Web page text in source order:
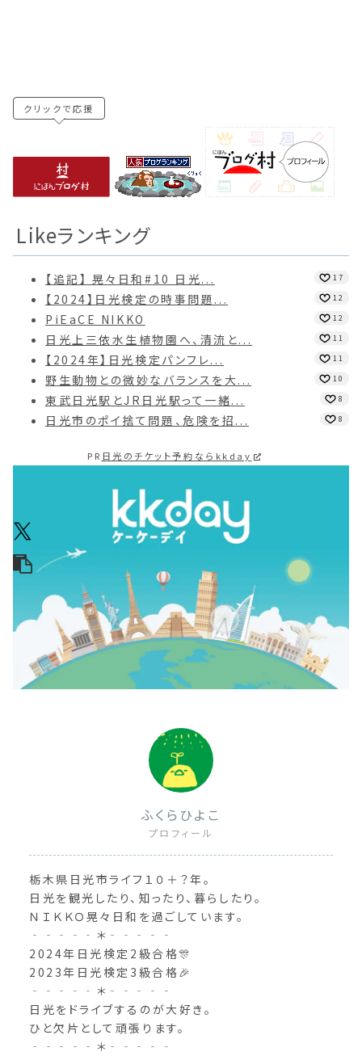
クリックで応援
Likeランキング
【追記】 晃々日和#10 日光... 17
【2024】日光検定の時事問題... 12
PiEaCE NIKKO 12
日光上三依水生植物園へ、清流と... 11
【2024年】日光検定パンフレ... 11
野生動物との微妙なバランスを大... 10
東武日光駅とJR日光駅って一緒... 8
日光市のポイ捨て問題、危険を招... 8
PR 日光のチケット予約ならkkday
ふくらひよこ
プロフィール
栃木県日光市ライフ１０＋？年。
日光を観光したり、知ったり、暮らしたり。
ＮＩＫＫＯ晃々日和を過ごしています。
‐‐‐‐‐＊‐‐‐‐‐
2024年日光検定2級合格🎊
2023年日光検定3級合格🎉
‐‐‐‐‐＊‐‐‐‐‐
日光をドライブするのが大好き。
ひと欠片として頑張ります。
‐‐‐‐‐＊‐‐‐‐‐